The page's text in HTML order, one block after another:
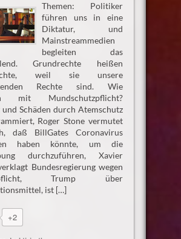
Themen: Politiker
führen uns in eine
Diktatur, und
Mainstreammedien
begleiten das
Grundrechte heißen
weil sie unsere
Rechte sind. Wie
mit Mundschutzpflicht?
Schäden durch Atemschutz
Roger Stone vermutet
daß BillGates Coronavirus
haben könnte, um die
durchzuführen, Xavier
Bundesregierung wegen
Trump über
ist […]
+2